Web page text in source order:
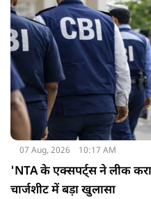
07 Aug, 2026 10:17 AM
'NTA के एक्सपर्ट्स ने लीक
चार्जशीट में बड़ा खुलासा